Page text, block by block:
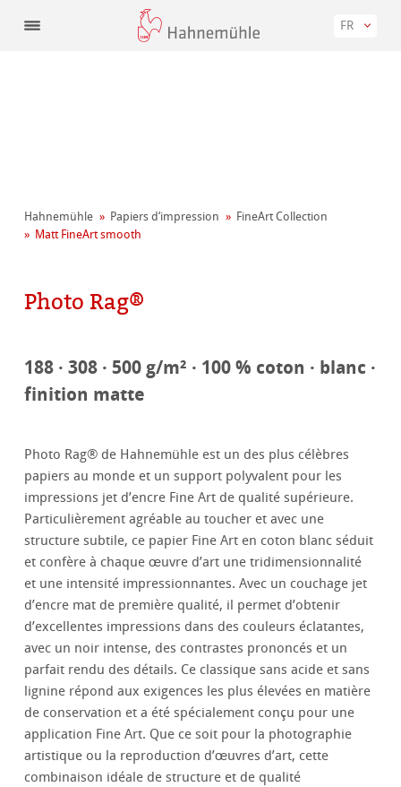
FR
Hahnemühle Papiers d‘impression
FineArt Collection
Matt FineArt smooth
Photo Rag®
188 · 308 · 500 g/m² · 100 % coton · blanc ·
finition matte
Photo Rag® de Hahnemühle est un des plus célèbres
papiers au monde et un support polyvalent pour les
impressions jet d’encre Fine Art de qualité supérieure.
Particulièrement agréable au toucher et avec une
structure subtile, ce papier Fine Art en coton blanc séduit
et confère à chaque œuvre d’art une tridimensionnalité
et une intensité impressionnantes. Avec un couchage jet
d’encre mat de première qualité, il permet d’obtenir
d’excellentes impressions dans des couleurs éclatantes,
avec un noir intense, des contrastes prononcés et un
parfait rendu des détails. Ce classique sans acide et sans
lignine répond aux exigences les plus élevées en matière
de conservation et a été spécialement conçu pour une
application Fine Art. Que ce soit pour la photographie
artistique ou la reproduction d’œuvres d’art, cette
combinaison idéale de structure et de qualité